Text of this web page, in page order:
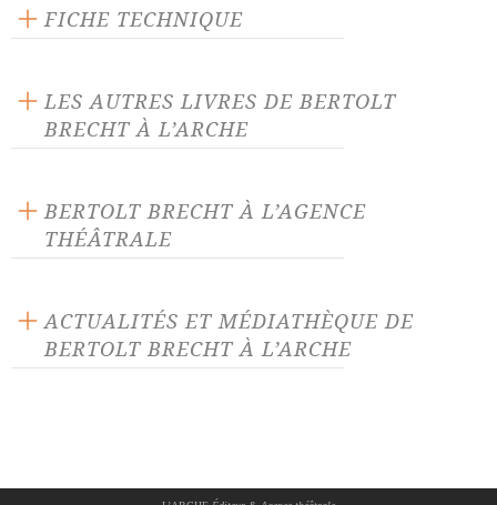
FICHE TECHNIQUE
96 pages
Prix : 15.00 €
Langue source : allemand
LES AUTRES LIVRES DE BERTOLT
BRECHT À L’ARCHE
BERTOLT BRECHT À L’AGENCE
THÉÂTRALE
Baal (version 1919) Baal (version 1926)
Shakespeare
ACTUALITÉS ET MÉDIATHÈQUE DE
BERTOLT BRECHT À L’ARCHE